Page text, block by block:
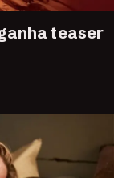
teaser